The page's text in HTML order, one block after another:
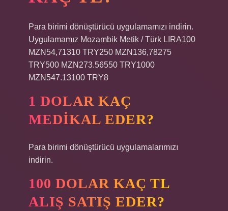
Para birimi dönüştürücü uygulamamızı indirin.
Uygulamamız Mozambik Metik / Türk LIRA100
MZN54,71310 TRY250 MZN136,78275
TRY500 MZN273.56550 TRY1000
MZN547.13100 TRY8
1 DOLAR KAÇ
MEDIKAL EDER?
Para birimi dönüştürücü uygulamalarımızı
indirin.
100 DOLAR KAÇ TL
ALIŞ SATIŞ EDER?